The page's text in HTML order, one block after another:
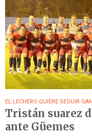
EL LECHERO QUIERE SEGUIR
Tristán suarez
ante Güemes